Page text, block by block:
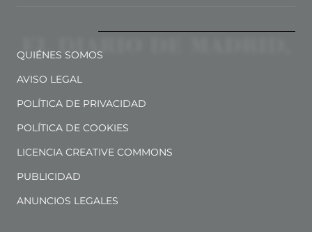
QUIÉNES SOMOS
AVISO LEGAL
POLÍTICA DE PRIVACIDAD
POLÍTICA DE COOKIES
LICENCIA CREATIVE COMMONS
PUBLICIDAD
ANUNCIOS LEGALES